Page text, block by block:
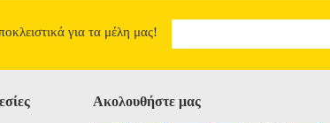
για τα μέλη μας!
Ακολουθήστε μας